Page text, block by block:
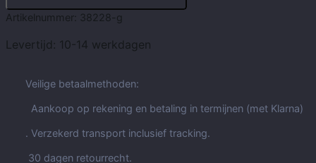
Artikelnummer: 38228-g
Levertijd: 10-14 werkdagen
Veilige betaalmethoden:
Aankoop op rekening en betaling in termijnen (met Klarna)
. Verzekerd transport inclusief tracking.
30 dagen retourrecht.